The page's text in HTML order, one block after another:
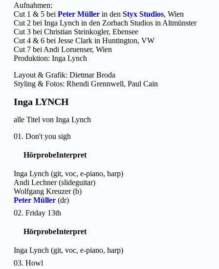
Aufnahmen:
Cut 1 & 5 bei Peter Müller in den Styx Studios, Wien
Cut 2 bei Inga Lynch in den Zorbach Studios in Altmünster
Cut 3 bei Christian Steinkogler, Ebensee
Cut 4 & 6 bei Jesse Clark in Huntington, VW
Cut 7 bei Andi Loruenser, Wien
Produktion: Inga Lynch
Layout & Grafik: Dietmar Broda
Styling & Fotos: Rhendi Grennwell, Paul Cain
Inga LYNCH
alle Titel von Inga Lynch
01. Don't you sigh
HörprobeInterpret
Inga Lynch (git, voc, e-piano, harp)
Andi Lechner (slideguitar)
Wolfgang Kreuzer (b)
Peter Müller (dr)
02. Friday 13th
HörprobeInterpret
Inga Lynch (git, voc, e-piano, harp)
03. Howl